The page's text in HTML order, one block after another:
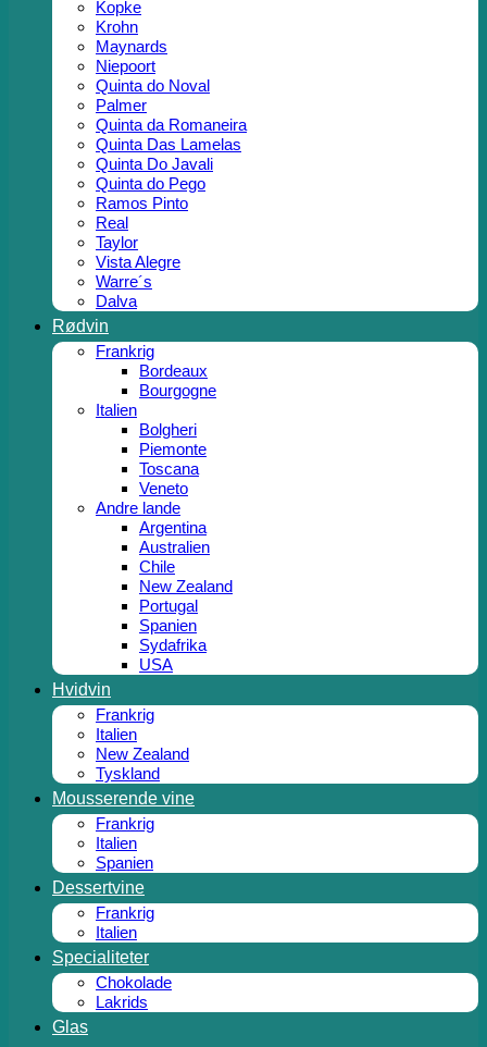
Kopke
Krohn
Maynards
Niepoort
Quinta do Noval
Palmer
Quinta da Romaneira
Quinta Das Lamelas
Quinta Do Javali
Quinta do Pego
Ramos Pinto
Real
Taylor
Vista Alegre
Warre´s
Dalva
Rødvin
Frankrig
Bordeaux
Bourgogne
Italien
Bolgheri
Piemonte
Toscana
Veneto
Andre lande
Argentina
Australien
Chile
New Zealand
Portugal
Spanien
Sydafrika
USA
Hvidvin
Frankrig
Italien
New Zealand
Tyskland
Mousserende vine
Frankrig
Italien
Spanien
Dessertvine
Frankrig
Italien
Specialiteter
Chokolade
Lakrids
Glas